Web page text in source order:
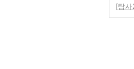
[탐